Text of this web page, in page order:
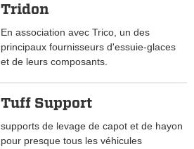
Tridon
En association avec Trico, un des
principaux fournisseurs d'essuie-glaces
et de leurs composants.
Tuff Support
supports de levage de capot et de hayon
pour presque tous les véhicules